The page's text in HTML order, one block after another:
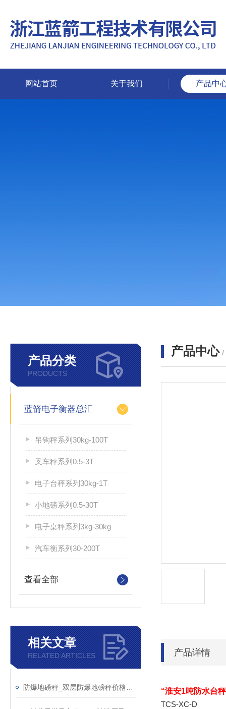
网站首页 关于我们 产品中
产品分类
PRODUCTS
蓝箭电子衡器总汇
吊钩秤系列30kg-100T
叉车秤系列0.5-3T
电子台秤系列30kg-1T
小地磅系列0.5-30T
电子桌秤系列3kg-30kg
汽车衡系列30-200T
查看全部
相关文章
RELATED ARTICLES
产品中心 /
产品详情
“淮安1吨防水台
TCS-XC-D